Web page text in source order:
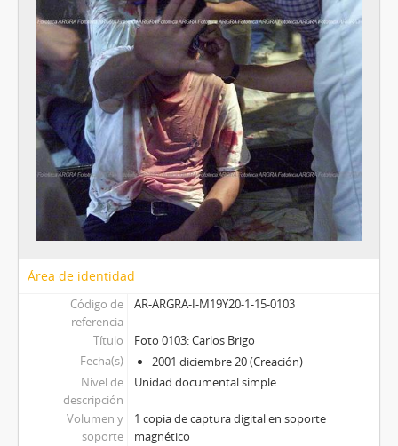
Área de identidad
Código de
referencia
AR-ARGRA-I-M19Y20-1-15-0103
Título
Foto 0103: Carlos Brigo
Fecha(s)
2001 diciembre 20 (Creación)
Nivel de
descripción
Unidad documental simple
Volumen y
soporte
1 copia de captura digital en soporte
magnético